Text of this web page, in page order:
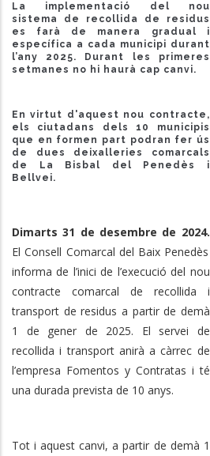
La implementació del nou
sistema de recollida de residus
es farà de manera gradual i
específica a cada municipi durant
l’any 2025. Durant les primeres
setmanes no hi haurà cap canvi.
En virtut d'aquest nou contracte,
els ciutadans dels 10 municipis
que en formen part podran fer ús
de dues deixalleries comarcals
de La Bisbal del Penedès i
Bellvei.
Dimarts 31 de desembre de 2024.
El Consell Comarcal del Baix Penedès
informa de l’inici de l’execució del nou
contracte comarcal de recollida i
transport de residus a partir de demà
1 de gener de 2025. El servei de
recollida i transport anirà a càrrec de
l’empresa Fomentos y Contratas i té
una durada prevista de 10 anys.
Tot i aquest canvi, a partir de demà 1